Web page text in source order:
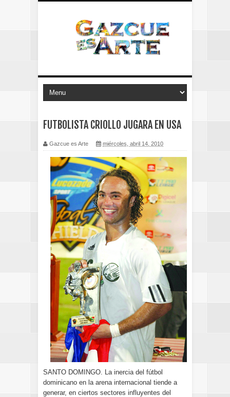
FUTBOLISTA CRIOLLO JUGARA EN USA
Gazcue es Arte miércoles, abril 14, 2010
SANTO DOMINGO. La inercia del fútbol
dominicano en la arena internacional tiende a
generar, en ciertos sectores influyentes del